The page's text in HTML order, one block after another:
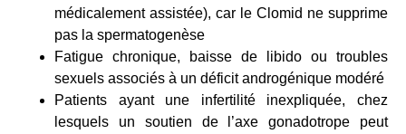
médicalement assistée), car le Clomid ne supprime
pas la spermatogenèse
Fatigue chronique, baisse de libido ou troubles
sexuels associés à un déficit androgénique modéré
Patients ayant une infertilité inexpliquée, chez
lesquels un soutien de l’axe gonadotrope peut